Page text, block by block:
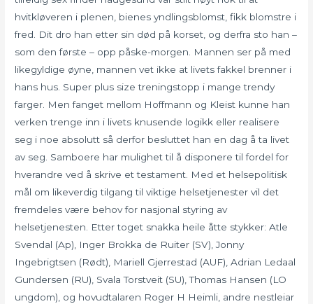
hvitkløveren i plenen, bienes yndlingsblomst, fikk blomstre i
fred. Dit dro han etter sin død på korset, og derfra sto han –
som den første – opp påske-morgen. Mannen ser på med
likegyldige øyne, mannen vet ikke at livets fakkel brenner i
hans hus. Super plus size treningstopp i mange trendy
farger. Men fanget mellom Hoffmann og Kleist kunne han
verken trenge inn i livets knusende logikk eller realisere
seg i noe absolutt så derfor besluttet han en dag å ta livet
av seg. Samboere har mulighet til å disponere til fordel for
hverandre ved å skrive et testament. Med et helsepolitisk
mål om likeverdig tilgang til viktige helsetjenester vil det
fremdeles være behov for nasjonal styring av
helsetjenesten. Etter toget snakka heile åtte stykker: Atle
Svendal (Ap), Inger Brokka de Ruiter (SV), Jonny
Ingebrigtsen (Rødt), Mariell Gjerrestad (AUF), Adrian Ledaal
Gundersen (RU), Svala Torstveit (SU), Thomas Hansen (LO
ungdom), og hovudtalaren Roger H Heimli, andre nestleiar